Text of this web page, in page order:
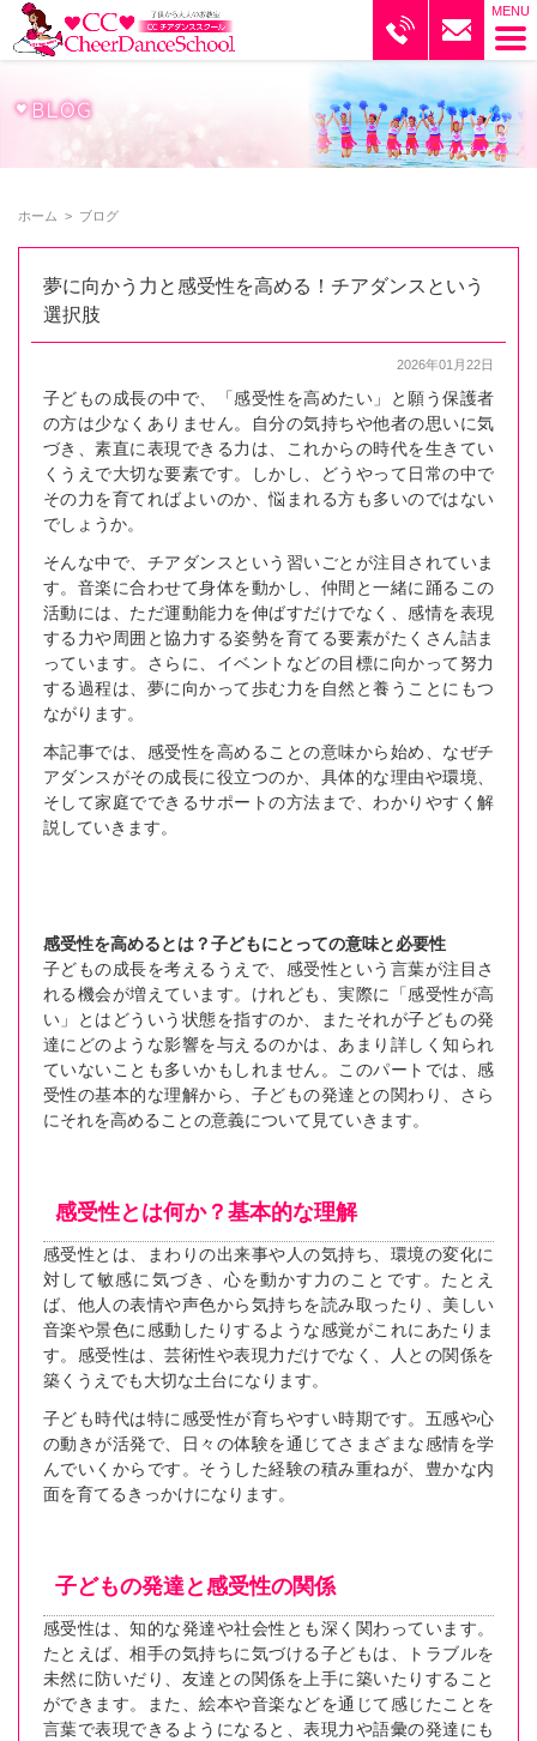
ブログ｜CCチアダンススクール
ホーム > ブログ
夢に向かう力と感受性を高める！チアダンスという
選択肢
2026年01月22日
子どもの成長の中で、「感受性を高めたい」と願う保護者
の方は少なくありません。自分の気持ちや他者の思いに気
づき、素直に表現できる力は、これからの時代を生きてい
くうえで大切な要素です。しかし、どうやって日常の中で
その力を育てればよいのか、悩まれる方も多いのではない
でしょうか。
そんな中で、チアダンスという習いごとが注目されていま
す。音楽に合わせて身体を動かし、仲間と一緒に踊るこの
活動には、ただ運動能力を伸ばすだけでなく、感情を表現
する力や周囲と協力する姿勢を育てる要素がたくさん詰ま
っています。さらに、イベントなどの目標に向かって努力
する過程は、夢に向かって歩む力を自然と養うことにもつ
ながります。
本記事では、感受性を高めることの意味から始め、なぜチ
アダンスがその成長に役立つのか、具体的な理由や環境、
そして家庭でできるサポートの方法まで、わかりやすく解
説していきます。
感受性を高めるとは？子どもにとっての意味と必要性
子どもの成長を考えるうえで、感受性という言葉が注目さ
れる機会が増えています。けれども、実際に「感受性が高
い」とはどういう状態を指すのか、またそれが子どもの発
達にどのような影響を与えるのかは、あまり詳しく知られ
ていないことも多いかもしれません。このパートでは、感
受性の基本的な理解から、子どもの発達との関わり、さら
にそれを高めることの意義について見ていきます。
感受性とは何か？基本的な理解
感受性とは、まわりの出来事や人の気持ち、環境の変化に
対して敏感に気づき、心を動かす力のことです。たとえ
ば、他人の表情や声色から気持ちを読み取ったり、美しい
音楽や景色に感動したりするような感覚がこれにあたりま
す。感受性は、芸術性や表現力だけでなく、人との関係を
築くうえでも大切な土台になります。
子ども時代は特に感受性が育ちやすい時期です。五感や心
の動きが活発で、日々の体験を通じてさまざまな感情を学
んでいくからです。そうした経験の積み重ねが、豊かな内
面を育てるきっかけになります。
子どもの発達と感受性の関係
感受性は、知的な発達や社会性とも深く関わっています。
たとえば、相手の気持ちに気づける子どもは、トラブルを
未然に防いだり、友達との関係を上手に築いたりすること
ができます。また、絵本や音楽などを通じて感じたことを
言葉で表現できるようになると、表現力や語彙の発達にも